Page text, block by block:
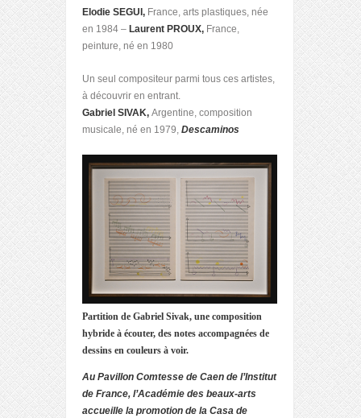
Elodie SEGUI, France, arts plastiques, née
en 1984 – Laurent PROUX, France,
peinture, né en 1980
Un seul compositeur parmi tous ces artistes,
à découvrir en entrant.
Gabriel SIVAK, Argentine, composition
musicale, né en 1979, Descaminos
Partition de Gabriel Sivak, une composition
hybride à écouter, des notes accompagnées de
dessins en couleurs à voir.
Au Pavillon Comtesse de Caen de l’Institut
de France, l’Académie des beaux-arts
accueille la promotion de la Casa de